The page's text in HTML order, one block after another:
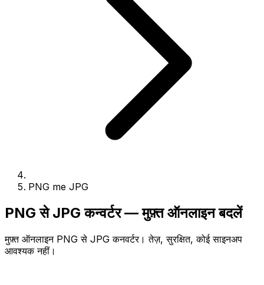
PNG me JPG
PNG से JPG कन्वर्टर — मुफ़्त ऑनलाइन बदलें
मुफ़्त ऑनलाइन PNG से JPG कनवर्टर। तेज़, सुरक्षित, कोई साइनअप
आवश्यक नहीं।